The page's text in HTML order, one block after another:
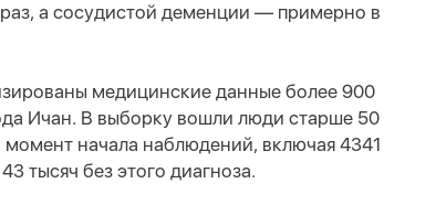
раз, а сосудистой деменции — примерно в
медицинские данные более 900
Ичан. В выборку вошли люди старше 50
начала наблюдений, включая 4341
тысяч без этого диагноза.